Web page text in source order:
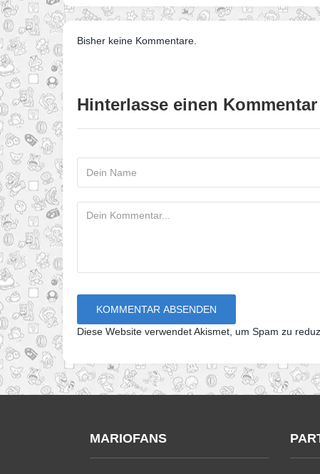
Bisher keine Kommentare.
Hinterlasse einen Kommentar
Diese Website verwendet Akismet, um Spam zu
MARIOFANS